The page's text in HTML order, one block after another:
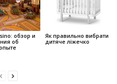
обзор и
об
Як правильно вибрати
дитяче ліжечко